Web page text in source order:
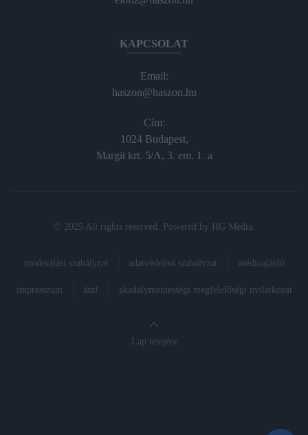
KAPCSOLAT
Email:
haszon@haszon.hu
Cím:
1024 Budapest,
Margit krt. 5/A, 3. em. 1. a
© 2025 All rights reserved. Powered by HG Media
moderálási szabályzat adatvédelmi szabályzat médiaajánló
impresszum ászf akadálymentességi megfelelőségi nyilatkozat
Lap tetejére